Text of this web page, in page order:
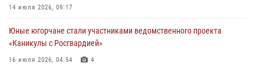
Урайский отдел вневедомственной охраны Росгвардии отмечает
05 августа 2026, 12:01 3
14 июля 2026, 09:17
Юные югорчане стали участниками ведомственного проекта
«Каникулы с Росгвардией»
16 июля 2026, 04:54 4